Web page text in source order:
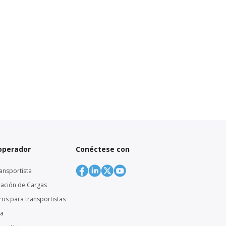
de Cargas
para transportistas
Conéctese con